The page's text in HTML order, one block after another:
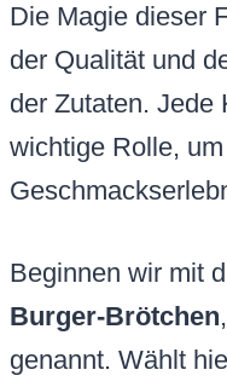
Die Magie dieser
der Qualität und
der Zutaten. Jede
wichtige Rolle,
Beginnen wir mit
Burger-Brötchen
genannt. Wählt